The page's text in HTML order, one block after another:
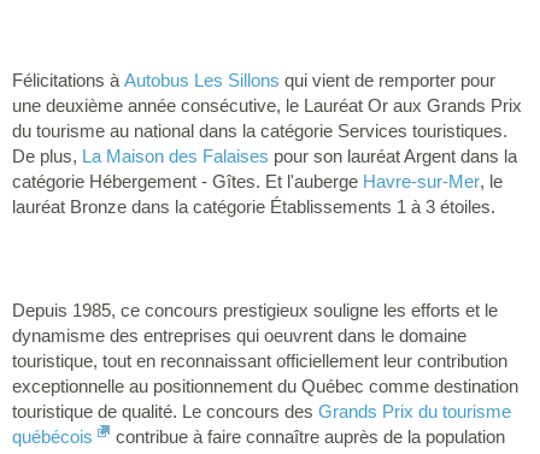
Félicitations à Autobus Les Sillons qui vient de remporter pour
une deuxième année consécutive, le Lauréat Or aux Grands Prix
du tourisme au national dans la catégorie Services touristiques.
De plus, La Maison des Falaises pour son lauréat Argent dans la
catégorie Hébergement - Gîtes. Et l'auberge Havre-sur-Mer, le
lauréat Bronze dans la catégorie Établissements 1 à 3 étoiles.
Depuis 1985, ce concours prestigieux souligne les efforts et le
dynamisme des entreprises qui oeuvrent dans le domaine
touristique, tout en reconnaissant officiellement leur contribution
exceptionnelle au positionnement du Québec comme destination
touristique de qualité. Le concours des Grands Prix du tourisme
québécois
contribue à faire connaître auprès de la population